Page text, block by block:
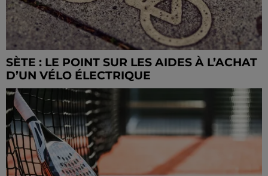
SÈTE : LE POINT SUR LES AIDES À L’ACHAT
D’UN VÉLO ÉLECTRIQUE